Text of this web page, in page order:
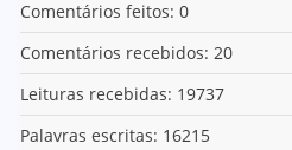
Comentários feitos: 0
Comentários recebidos: 20
Leituras recebidas: 19737
Palavras escritas: 16215